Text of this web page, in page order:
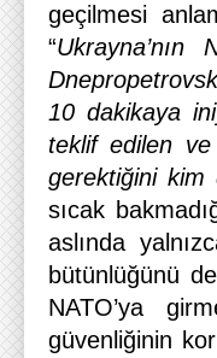
geçilmesi
“
10 dakikaya
teklif edilen ve
gerektiğini kim
sıcak
aslında
bütünlüğünü
NATO’ya
güvenliğinin